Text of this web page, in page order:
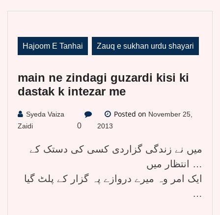
Hajoom E Tanhai Zauq e sukhan urdu shayari
main ne zindagi guzardi kisi ki
dastak k intezar me
Syeda Vaiza
Zaidi
0
Posted on November 25,
2013
میں نے زندگی گزاردی کسی کی دستک کے
انتظار میں …
ایک امر وہ میرے دروازے پہ گزار کے پلٹ گیا
…